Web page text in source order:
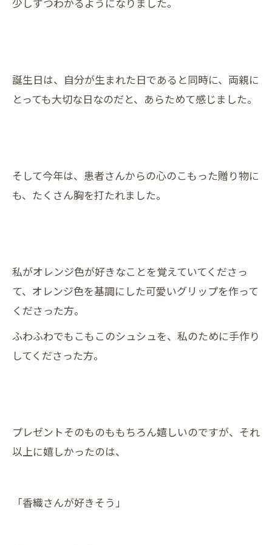
誕生日は、自分が生まれた日であると同時に、両親に
とっても大切な日なのだと、あらためて感じました。
そして今年は、患者さんからの心のこもった贈り物に
も、たくさん胸を打たれました。
私がオレンジ色が好きなことを覚えていてくださっ
て、オレンジ色を基調にした可愛いグリップを作って
くださった方。
ふわふわでもこもこのシュシュを、私のために手作り
してくださった方。
プレゼントそのものももちろん嬉しいのですが、それ
以上に嬉しかったのは、
「香織さんが好きそう」